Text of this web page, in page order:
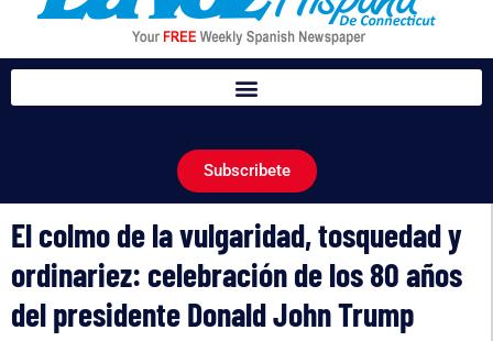
Subscribete
El colmo de la vulgaridad, tosquedad y
ordinariez: celebración de los 80 años
del presidente Donald John Trump